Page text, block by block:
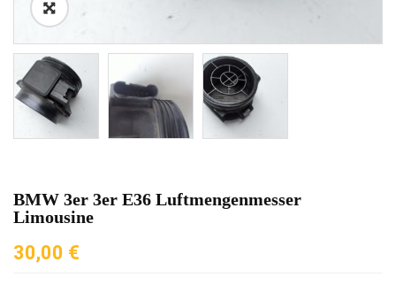
BMW 3er 3er E36 Luftmengenmesser
Limousine
30,00 €